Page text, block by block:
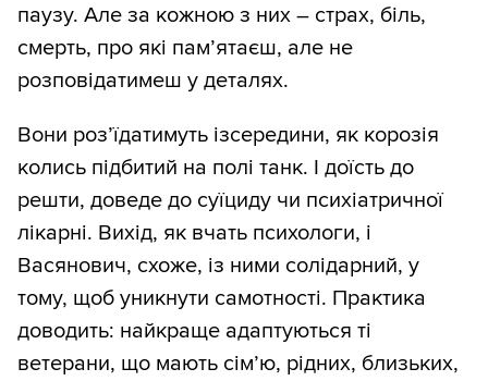
паузу. Але за кожною з них – страх, біль,
смерть, про які пам’ятаєш, але не
розповідатимеш у деталях.
Вони роз’їдатимуть ізсередини, як корозія
колись підбитий на полі танк. І доїсть до
решти, доведе до суїциду чи психіатричної
лікарні. Вихід, як вчать психологи, і
Васянович, схоже, із ними солідарний, у
тому, щоб уникнути самотності. Практика
доводить: найкраще адаптуються ті
ветерани, що мають сім’ю, рідних, близьких,